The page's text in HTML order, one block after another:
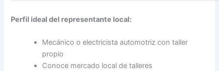
Perfil ideal del representante local:
Mecánico o electricista automotriz con taller
propio
Conoce mercado local de talleres